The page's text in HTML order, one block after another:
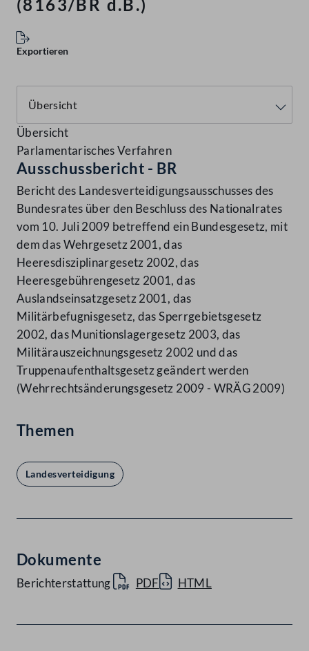
(8163/BR d.B.)
Exportieren
Übersicht
Parlamentarisches Verfahren
Ausschussbericht - BR
Bericht des Landesverteidigungsausschusses des
Bundesrates über den Beschluss des Nationalrates
vom 10. Juli 2009 betreffend ein Bundesgesetz, mit
dem das Wehrgesetz 2001, das
Heeresdisziplinargesetz 2002, das
Heeresgebührengesetz 2001, das
Auslandseinsatzgesetz 2001, das
Militärbefugnisgesetz, das Sperrgebietsgesetz
2002, das Munitionslagergesetz 2003, das
Militärauszeichnungsgesetz 2002 und das
Truppenaufenthaltsgesetz geändert werden
(Wehrrechtsänderungsgesetz 2009 - WRÄG 2009)
Themen
Landesverteidigung
Dokumente
Berichterstattung PDF HTML